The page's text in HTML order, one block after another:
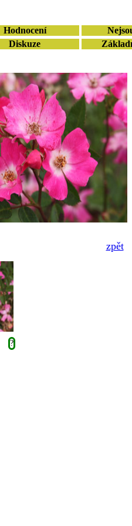
Hodnocení
Diskuze
zpět
?